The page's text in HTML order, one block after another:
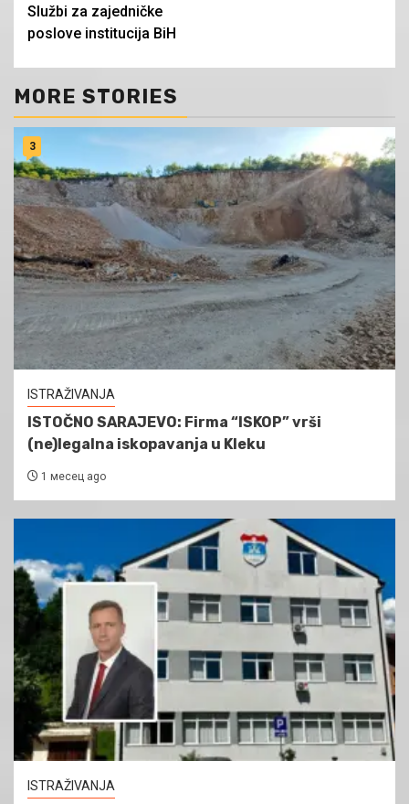
Službi za zajedničke
poslove institucija BiH
MORE STORIES
3
ISTRAŽIVANJA
ISTOČNO SARAJEVO: Firma “ISKOP” vrši
(ne)legalna iskopavanja u Kleku
1 месец ago
ISTRAŽIVANJA